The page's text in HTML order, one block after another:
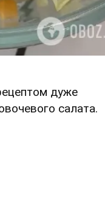
дуже
салата.